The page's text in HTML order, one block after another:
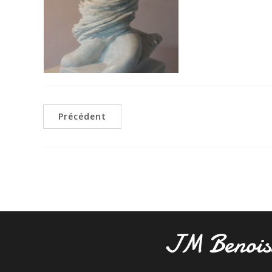
Précédent
JM